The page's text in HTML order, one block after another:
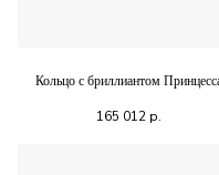
Кольцо с бриллиантом
165 012р.